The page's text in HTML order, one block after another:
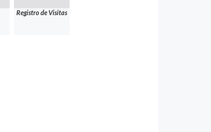
Registro de Visitas